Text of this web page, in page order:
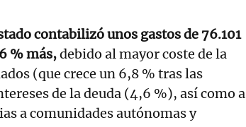
contabilizó unos gastos de 76.101
% más,debido al mayor coste de la
(que crece un 6,8 % tras las
de la deuda (4,6 %), así como a
a comunidades autónomas y